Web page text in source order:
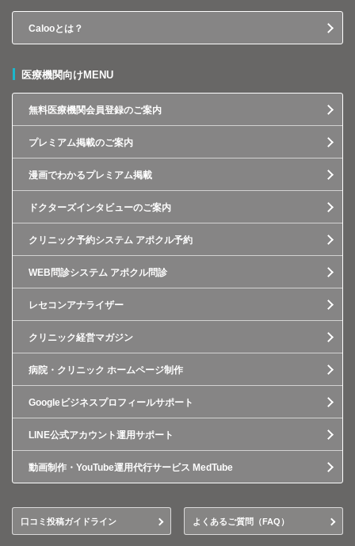
Calooとは？
医療機関向けMENU
無料医療機関会員登録のご案内
プレミアム掲載のご案内
漫画でわかるプレミアム掲載
ドクターズインタビューのご案内
クリニック予約システム アポクル予約
WEB問診システム アポクル問診
レセコンアナライザー
クリニック経営マガジン
病院・クリニック ホームページ制作
Googleビジネスプロフィールサポート
LINE公式アカウント運用サポート
動画制作・YouTube運用代行サービス MedTube
口コミ投稿ガイドライン よくあるご質問（FAQ）